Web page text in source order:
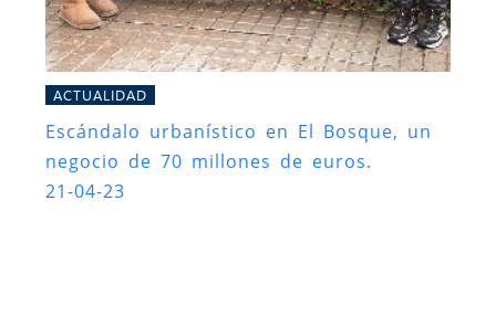
ACTUALIDAD
Escándalo urbanístico en El Bosque, un
negocio de 70 millones de euros.
21-04-23